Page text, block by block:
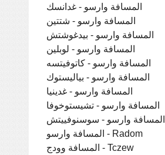
المسافة وارسو - غدانسك
المسافة وارسو - شتتين
المسافة وارسو - بيدغوشتش
المسافة وارسو - لوبلين
المسافة وارسو - كاتوفيتسه
المسافة وارسو - بياليستوك
المسافة وارسو - غدينيا
المسافة وارسو - تشيستوخوفا
المسافة وارسو - سوسنوفييتش
المسافة وارسو - Radom
المسافة وودج - Tczew